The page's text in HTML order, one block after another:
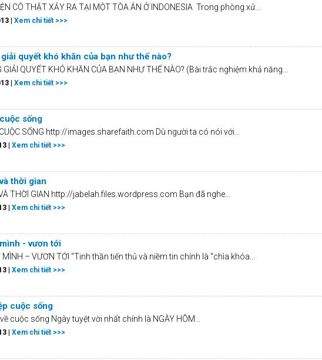
CÓ THẬT XẢY RA TẠI MỘT TÒA ÁN Ở INDONESIA Trong phòng xử...
| Xem chi tiết >>>
giải quyết khó khăn của bạn như thế nào?
GIẢI QUYẾT KHÓ KHĂN CỦA BẠN NHƯ THẾ NÀO? (Bài trắc nghiệm khả năng...
| Xem chi tiết >>>
sống
SỐNG http://images.sharefaith.com Dù người ta có nói với...
| Xem chi tiết >>>
thời gian
THỜI GIAN http://jabelah.files.wordpress.com Bạn đã nghe...
| Xem chi tiết >>>
- vươn tới
MÌNH – VƯƠN TỚI “Tinh thần tiến thủ và niềm tin chính là “chìa khóa...
| Xem chi tiết >>>
cuộc sống
cuộc sống Ngày tuyệt vời nhất chính là NGÀY HÔM...
| Xem chi tiết >>>